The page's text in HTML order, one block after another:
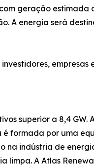
geração estimada
A energia será
empresas
superior a 8,4 GW.
é formada por uma
na indústria de
A Atlas